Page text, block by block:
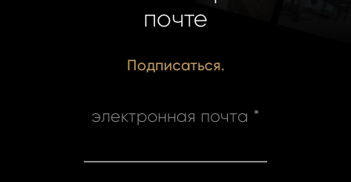
почте
Подписаться.
электронная почта *